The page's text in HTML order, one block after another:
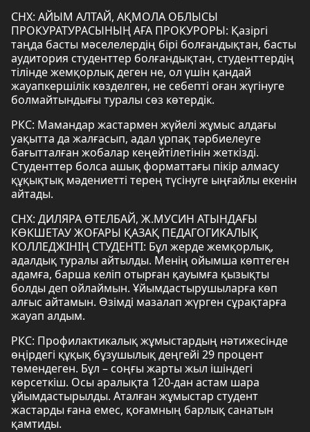
СНХ: АЙЫМ АЛТАЙ, АҚМОЛА ОБЛЫСЫ
ПРОКУРАТУРАСЫНЫҢ АҒА ПРОКУРОРЫ: Қазіргі
таңда басты мәселелердің бірі болғандықтан, басты
аудитория студенттер болғандықтан, студенттердің
тілінде жемқорлық деген не, ол үшін қандай
жауапкершілік көзделген, не себепті оған жүгінуге
болмайтындығы туралы сөз көтердік.
РКС: Мамандар жастармен жүйелі жұмыс алдағы
уақытта да жалғасып, адал ұрпақ тәрбиелеуге
бағытталған жобалар кеңейтілетінін жеткізді.
Студенттер болса ашық форматтағы пікір алмасу
құқықтық мәдениетті терең түсінуге ыңғайлы екенін
айтады.
СНХ: ДИЛЯРА ӨТЕЛБАЙ, Ж.МУСИН АТЫНДАҒЫ
КӨКШЕТАУ ЖОҒАРЫ ҚАЗАҚ ПЕДАГОГИКАЛЫҚ
КОЛЛЕДЖІНІҢ СТУДЕНТІ: Бұл жерде жемқорлық,
адалдық туралы айтылды. Менің ойымша көптеген
адамға, барша келіп отырған қауымға қызықты
болды деп ойлаймын. Ұйымдастырушыларға көп
алғыс айтамын. Өзімді мазалап жүрген сұрақтарға
жауап алдым.
РКС: Профилактикалық жұмыстардың нәтижесінде
өңірдегі құқық бұзушылық деңгейі 29 процент
төмендеген. Бұл – соңғы жарты жыл ішіндегі
көрсеткіш. Осы аралықта 120-дан астам шара
ұйымдастырылды. Аталған жұмыстар студент
жастарды ғана емес, қоғамның барлық санатын
қамтиды.